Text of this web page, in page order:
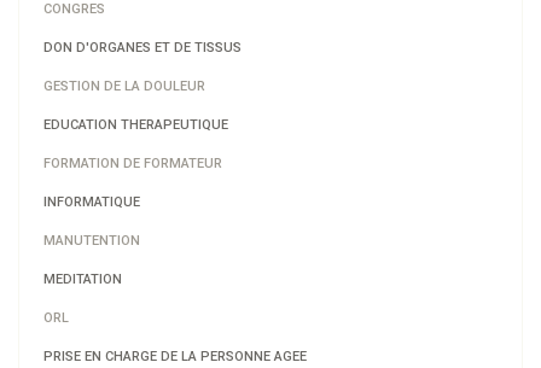
CONGRES
DON D'ORGANES ET DE TISSUS
GESTION DE LA DOULEUR
EDUCATION THERAPEUTIQUE
FORMATION DE FORMATEUR
INFORMATIQUE
MANUTENTION
MEDITATION
ORL
PRISE EN CHARGE DE LA PERSONNE AGEE